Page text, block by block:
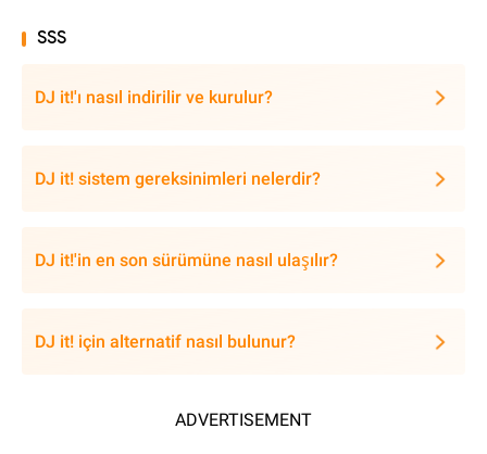
SSS
DJ it!'ı nasıl indirilir ve kurulur?
DJ it! sistem gereksinimleri nelerdir?
DJ it!'in en son sürümüne nasıl ulaşılır?
DJ it! için alternatif nasıl bulunur?
ADVERTISEMENT